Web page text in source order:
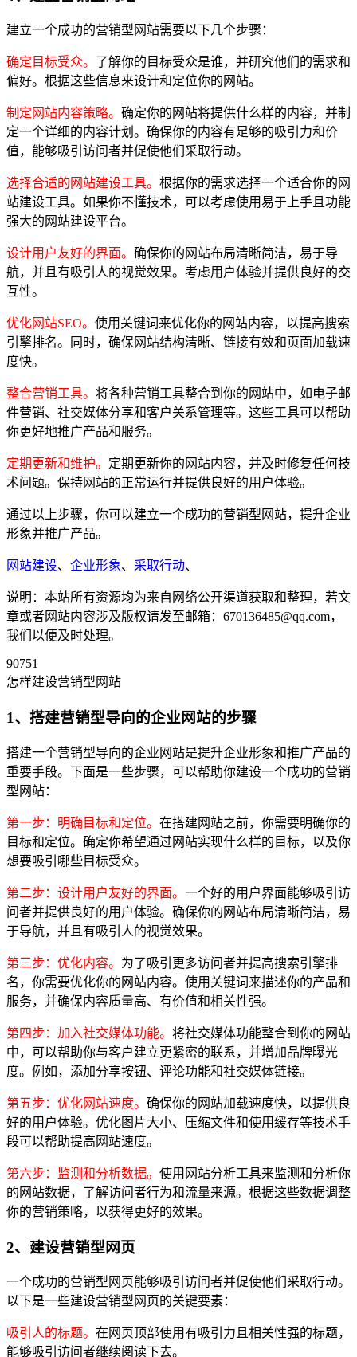
建立一个成功的营销型网站需要以下几个步骤：
确定目标受众。 了解你的目标受众是谁，并研究他们的需求和
偏好。根据这些信息来设计和定位你的网站。
制定网站内容策略。 确定你的网站将提供什么样的内容，并制
定一个详细的内容计划。确保你的内容有足够的吸引力和价
值，能够吸引访问者并促使他们采取行动。
选择合适的网站建设工具。 根据你的需求选择一个适合你的网
站建设工具。如果你不懂技术，可以考虑使用易于上手且功能
强大的网站建设平台。
设计用户友好的界面。 确保你的网站布局清晰简洁，易于导
航，并且有吸引人的视觉效果。考虑用户体验并提供良好的交
互性。
优化网站SEO。 使用关键词来优化你的网站内容，以提高搜索
引擎排名。同时，确保网站结构清晰、链接有效和页面加载速
度快。
整合营销工具。 将各种营销工具整合到你的网站中，如电子邮
件营销、社交媒体分享和客户关系管理等。这些工具可以帮助
你更好地推广产品和服务。
定期更新和维护。 定期更新你的网站内容，并及时修复任何技
术问题。保持网站的正常运行并提供良好的用户体验。
通过以上步骤，你可以建立一个成功的营销型网站，提升企业
形象并推广产品。
网站建设、 企业形象、 采取行动、
说明：本站所有资源均为来自网络公开渠道获取和整理，若文
章或者网站内容涉及版权请发至邮箱：670136485@qq.com，
我们以便及时处理。
90751
怎样建设营销型网站
1、搭建营销型导向的企业网站的步骤
搭建一个营销型导向的企业网站是提升企业形象和推广产品的
重要手段。下面是一些步骤，可以帮助你建设一个成功的营销
型网站：
第一步：明确目标和定位。 在搭建网站之前，你需要明确你的
目标和定位。确定你希望通过网站实现什么样的目标，以及你
想要吸引哪些目标受众。
第二步：设计用户友好的界面。 一个好的用户界面能够吸引访
问者并提供良好的用户体验。确保你的网站布局清晰简洁，易
于导航，并且有吸引人的视觉效果。
第三步：优化内容。 为了吸引更多访问者并提高搜索引擎排
名，你需要优化你的网站内容。使用关键词来描述你的产品和
服务，并确保内容质量高、有价值和相关性强。
第四步：加入社交媒体功能。 将社交媒体功能整合到你的网站
中，可以帮助你与客户建立更紧密的联系，并增加品牌曝光
度。例如，添加分享按钮、评论功能和社交媒体链接。
第五步：优化网站速度。 确保你的网站加载速度快，以提供良
好的用户体验。优化图片大小、压缩文件和使用缓存等技术手
段可以帮助提高网站速度。
第六步：监测和分析数据。 使用网站分析工具来监测和分析你
的网站数据，了解访问者行为和流量来源。根据这些数据调整
你的营销策略，以获得更好的效果。
2、建设营销型网页
一个成功的营销型网页能够吸引访问者并促使他们采取行动。
以下是一些建设营销型网页的关键要素：
吸引人的标题。 在网页顶部使用有吸引力且相关性强的标题，
能够吸引访问者继续阅读下去。